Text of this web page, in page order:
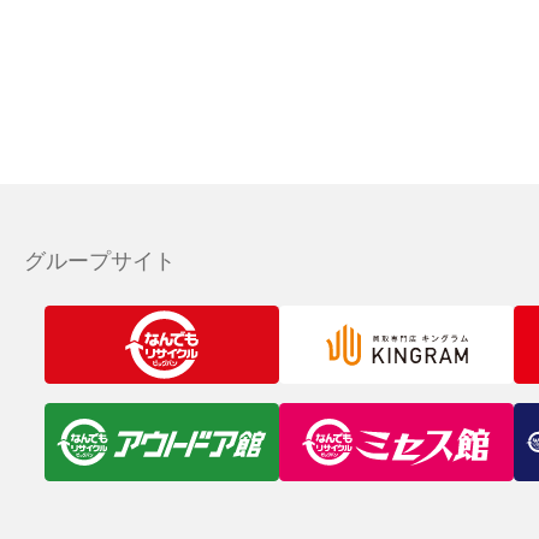
グループサイト